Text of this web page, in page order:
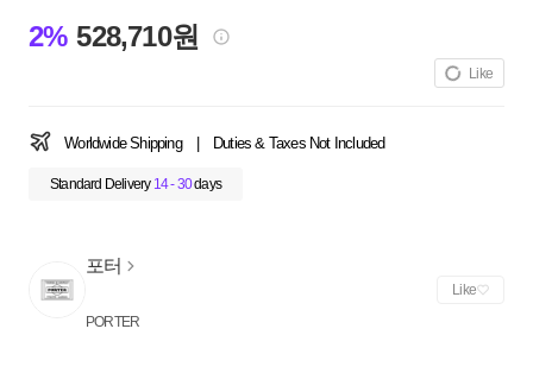
2% 528,710원
Like
Worldwide Shipping Duties & Taxes Not Included
Standard Delivery 14 - 30days
포터
PORTER
Like